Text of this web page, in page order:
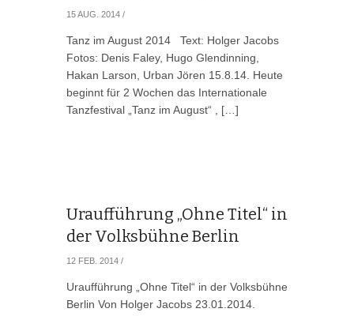
15 AUG. 2014 /
Tanz im August 2014 Text: Holger Jacobs
Fotos: Denis Faley, Hugo Glendinning,
Hakan Larson, Urban Jören 15.8.14. Heute
beginnt für 2 Wochen das Internationale
Tanzfestival „Tanz im August“ , […]
Uraufführung „Ohne Titel“ in
der Volksbühne Berlin
12 FEB. 2014 /
Uraufführung „Ohne Titel“ in der Volksbühne
Berlin Von Holger Jacobs 23.01.2014.